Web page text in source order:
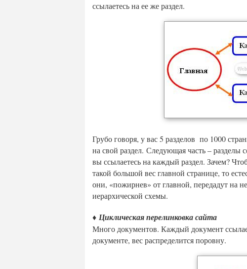
ссылаетесь на ее же раздел.
Грубо говоря, у вас 5 разделов по 1000
на свой раздел. Следующая часть –
вы ссылаетесь на каждый раздел. Зачем?
такой большой вес главной странице, то
они, «пожирнев» от главной, передадут на
иерархической схемы.
♦ Циклическая перелинковка сайта
Много документов. Каждый документ
документе, вес распределится поровну.